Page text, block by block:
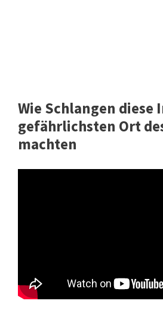
Wie Schlangen diese
gefährlichsten Ort
machten